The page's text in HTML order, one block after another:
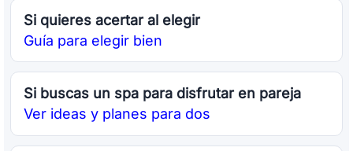
Si quieres acertar al elegir
Guía para elegir bien
Si buscas un spa para disfrutar en pareja
Ver ideas y planes para dos